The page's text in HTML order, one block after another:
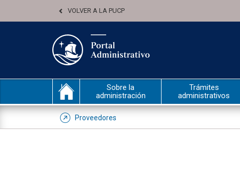
VOLVER A LA PUCP
Sobre la
administración
Trámites
administrativos
Proveedores